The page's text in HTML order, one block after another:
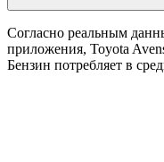
Согласно реальным
приложения, Toyota
Бензин потребляет в